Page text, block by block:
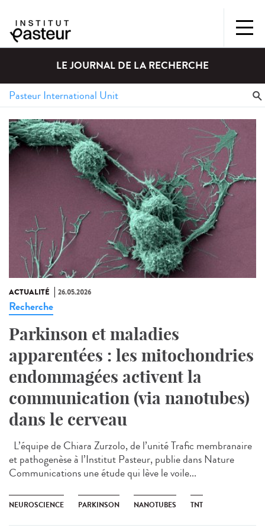
LE JOURNAL DE LA RECHERCHE
ACTUALITÉ 26.05.2026
Recherche
Parkinson et maladies
apparentées : les mitochondries
endommagées activent la
communication (via nanotubes)
dans le cerveau
L’équipe de Chiara Zurzolo, de l’unité Trafic membranaire
et pathogenèse à l’Institut Pasteur, publie dans Nature
Communications une étude qui lève le voile...
NEUROSCIENCE PARKINSON NANOTUBES TNT